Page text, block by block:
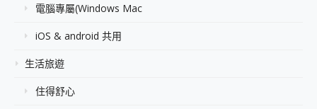
電腦專屬(Windows Mac
iOS & android 共用
生活旅遊
住得舒心